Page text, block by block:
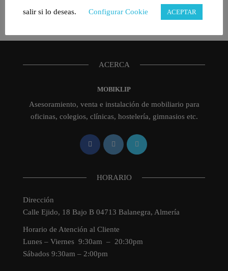
Selecciona una categoría
ACERCA
MOBIKLIP
Asesoramiento, venta e instalación de mobiliario para
oficinas, colegios, clínicas, hostelería, gimnasios etc.
HORARIO
Dirección
Calle Ejido, 18 Bajo B 04713 Balanegra, Almería
Horario de Atención al Cliente
Lunes – Viernes 9:30am – 20:30pm
Sábados 9:30am – 2:00pm
salir si lo deseas.
Configurar Cookie ACEPTAR